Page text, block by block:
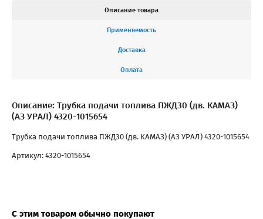
Описание товара
Применяемость
Доставка
Оплата
Описание: Трубка подачи топлива ПЖД30 (дв. КАМАЗ)
(АЗ УРАЛ) 4320-1015654
Трубка подачи топлива ПЖД30 (дв. КАМАЗ) (АЗ УРАЛ) 4320-1015654
Артикул: 4320-1015654
С этим товаром обычно покупают